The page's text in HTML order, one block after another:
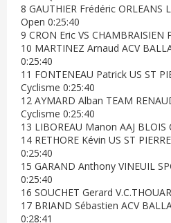
8 GAUTHIER Frédéric ORLEANS
Open 0:25:40
9 CRON Eric VS CHAMBRAISIEN
10 MARTINEZ Arnaud ACV
0:25:40
11 FONTENEAU Patrick US ST
Cyclisme 0:25:40
12 AYMARD Alban TEAM
Cyclisme 0:25:40
13 LIBOREAU Manon AAJ BLOIS
14 RETHORE Kévin US ST
0:25:40
15 GARAND Anthony VINEUIL
0:25:40
16 SOUCHET Gerard
17 BRIAND Sébastien ACV
0:28:41